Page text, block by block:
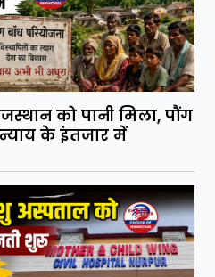
को पानी मिला, पौंग
के इंतजार में